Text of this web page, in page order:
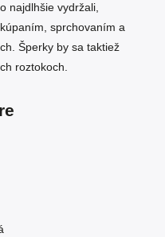
najdlhšie vydržali,
sprchovaním a
Šperky by sa taktiež
roztokoch.